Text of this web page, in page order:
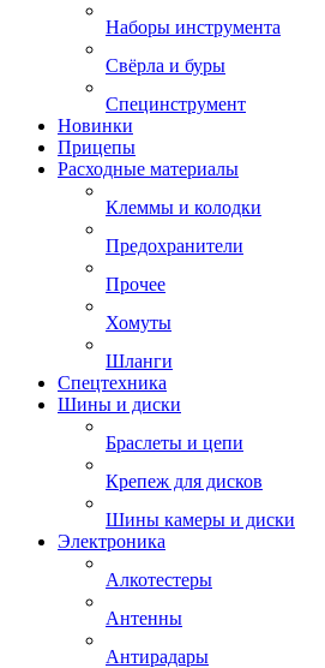
Наборы инструмента
Свёрла и буры
Специнструмент
Новинки
Прицепы
Расходные материалы
Клеммы и колодки
Предохранители
Прочее
Хомуты
Шланги
Спецтехника
Шины и диски
Браслеты и цепи
Крепеж для дисков
Шины камеры и диски
Электроника
Алкотестеры
Антенны
Антирадары